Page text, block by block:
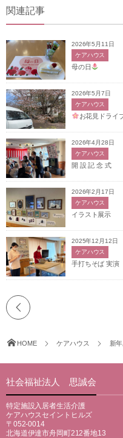
関連記事
2026年5月11日
ケアハウス
母の日
2026年5月7日
ケアハウス
お花見ドライ
2026年4月28日
ケアハウス
開 設 記 念 式
2026年2月17日
ケアハウス
イラスト展示
2025年12月12日
ケアハウス
手打ちそば 実演
HOME ケアハウス 新
社会福祉法人 思誠会
特定施設入居者生活介護
ケアハウスセイントヒルズ
〒052-0014
北海道伊達市舟岡町212番地13